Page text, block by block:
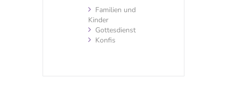
Familien und
Kinder
Gottesdienst
Konfis